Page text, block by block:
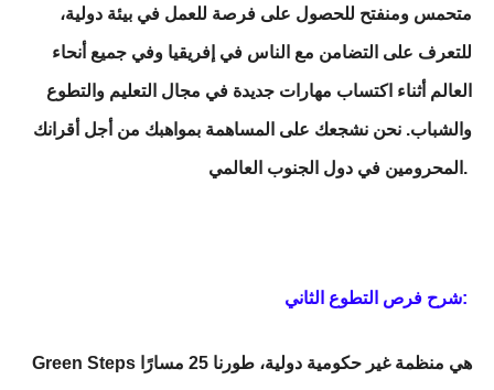
متحمس ومنفتح للحصول على فرصة للعمل في بيئة دولية،
للتعرف على التضامن مع الناس في إفريقيا وفي جميع أنحاء
العالم أثناء اكتساب مهارات جديدة في مجال التعليم والتطوع
والشباب. نحن نشجعك على المساهمة بمواهبك من أجل أقرانك
المحرومين في دول الجنوب العالمي.
شرح فرص التطوع الثاني:
Green Steps هي منظمة غير حكومية دولية، طورنا 25 مسارًا